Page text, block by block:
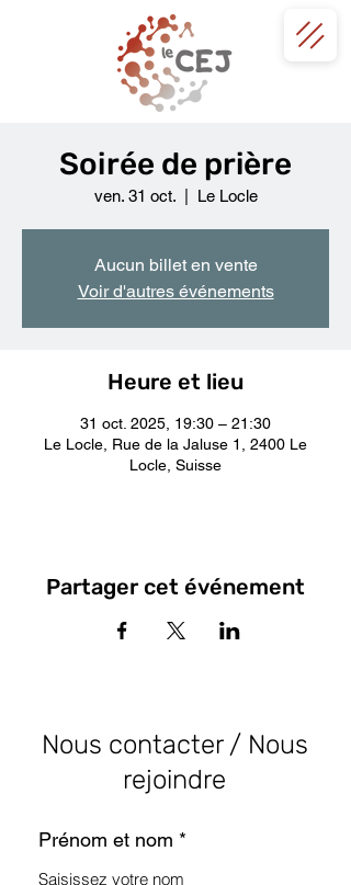
Soirée de prière
ven. 31 oct.
  |
Le Locle
Aucun billet en vente
Voir d'autres événements
Heure et lieu
31 oct. 2025, 19:30 – 21:30
Le Locle, Rue de la Jaluse 1, 2400 Le
Locle, Suisse
Partager cet événement
Nous contacter / Nous
rejoindre
Prénom et nom